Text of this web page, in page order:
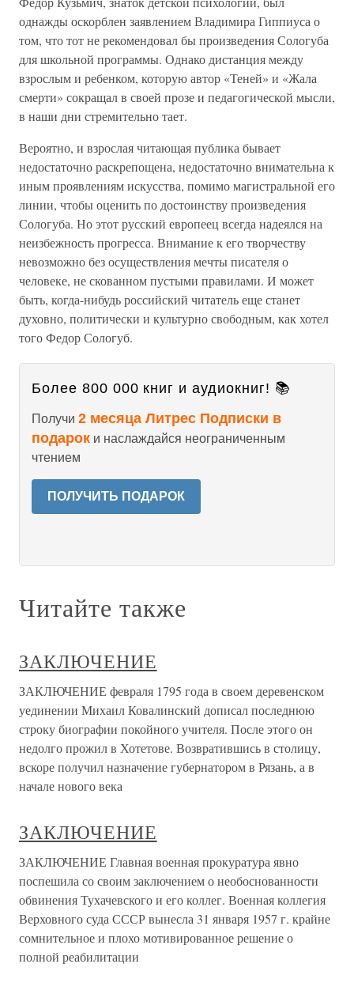
однажды оскорблен заявлением Владимира Гиппиуса о
том, что тот не рекомендовал бы произведения Сологуба
для школьной программы. Однако дистанция между
взрослым и ребенком, которую автор «Теней» и «Жала
смерти» сокращал в своей прозе и педагогической мысли,
в наши дни стремительно тает.
Вероятно, и взрослая читающая публика бывает
недостаточно раскрепощена, недостаточно внимательна к
иным проявлениям искусства, помимо магистральной его
линии, чтобы оценить по достоинству произведения
Сологуба. Но этот русский европеец всегда надеялся на
неизбежность прогресса. Внимание к его творчеству
невозможно без осуществления мечты писателя о
человеке, не скованном пустыми правилами. И может
быть, когда-нибудь российский читатель еще станет
духовно, политически и культурно свободным, как хотел
того Федор Сологуб.
Более 800 000 книг и аудиокниг! 📚
Получи 2 месяца Литрес Подписки в
подарок и наслаждайся неограниченным
чтением
ПОЛУЧИТЬ ПОДАРОК
Читайте также
ЗАКЛЮЧЕНИЕ
ЗАКЛЮЧЕНИЕ февраля 1795 года в своем деревенском
уединении Михаил Ковалинский дописал последнюю
строку биографии покойного учителя. После этого он
недолго прожил в Хотетове. Возвратившись в столицу,
вскоре получил назначение губернатором в Рязань, а в
начале нового века
ЗАКЛЮЧЕНИЕ
ЗАКЛЮЧЕНИЕ Главная военная прокуратура явно
поспешила со своим заключением о необоснованности
обвинения Тухачевского и его коллег. Военная коллегия
Верховного суда СССР вынесла 31 января 1957 г. крайне
сомнительное и плохо мотивированное решение о
полной реабилитации